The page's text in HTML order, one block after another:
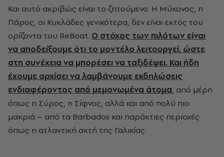
Και αυτό ακριβώς είναι το ζητούμενο. Η Μύκονος, η
Πάρος, οι Κυκλάδες γενικότερα, δεν είναι εκτός του
ορίζοντα του ReBoat. Ο στόχος των πιλότων είναι
να αποδείξουμε ότι το μοντέλο λειτουργεί, ώστε
στη συνέχεια να μπορέσει να ταξιδέψει. Και ήδη
έχουμε αρχίσει να λαμβάνουμε εκδηλώσεις
ενδιαφέροντος από μεμονωμένα άτομα, από μέρη
όπως η Σύρος, η Σίφνος, αλλά και από πολύ πιο
μακριά – από τα Barbados και παράκτιες περιοχές
όπως η ατλαντική ακτή της Γαλικίας.